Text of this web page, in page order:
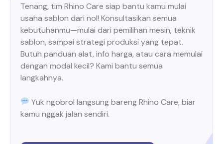
Tenang, tim Rhino Care siap bantu kamu mulai
usaha sablon dari nol! Konsultasikan semua
kebutuhanmu—mulai dari pemilihan mesin, teknik
sablon, sampai strategi produksi yang tepat.
Butuh panduan alat, info harga, atau cara memulai
dengan modal kecil? Kami bantu semua
langkahnya.
Yuk ngobrol langsung bareng Rhino Care, biar
kamu nggak jalan sendiri.